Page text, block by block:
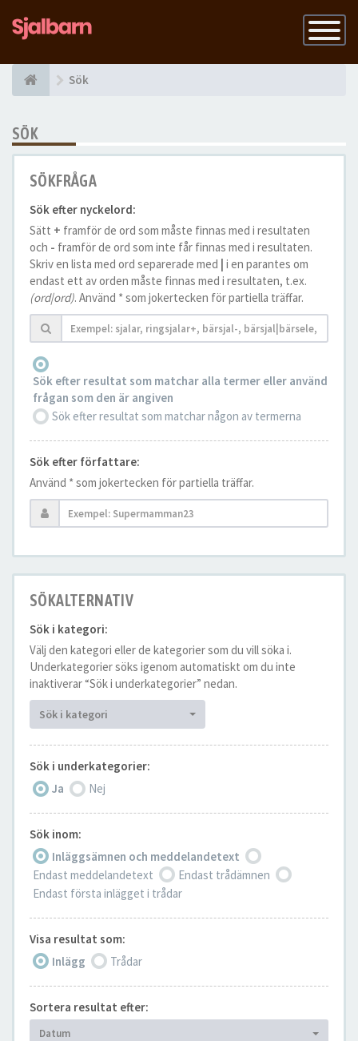
Slå
på
Sök
SÖK
SÖKFRÅGA
Sök efter nyckelord:
Sätt + framför de ord som måste finnas med i resultaten
och - framför de ord som inte får finnas med i resultaten.
Skriv en lista med ord separerade med | i en parantes om
endast ett av orden måste finnas med i resultaten, t.ex.
(ord|ord). Använd * som jokertecken för partiella träffar.
Sök efter resultat som matchar alla termer eller använd
frågan som den är angiven
Sök efter resultat som matchar någon av termerna
Sök efter författare:
Använd * som jokertecken för partiella träffar.
SÖKALTERNATIV
Sök i kategori:
Välj den kategori eller de kategorier som du vill söka i.
Underkategorier söks igenom automatiskt om du inte
inaktiverar “Sök i underkategorier” nedan.
Sök i kategori
Sök i underkategorier:
Ja
Nej
Sök inom:
Inläggsämnen och meddelandetext
Endast meddelandetext
Endast trådämnen
Endast första inlägget i trådar
Visa resultat som:
Inlägg
Trådar
Sortera resultat efter:
Datum